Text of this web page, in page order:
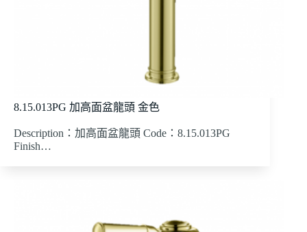
8.15.013PG 加高面盆龍頭 金色
Description：加高面盆龍頭 Code：8.15.013PG
Finish…